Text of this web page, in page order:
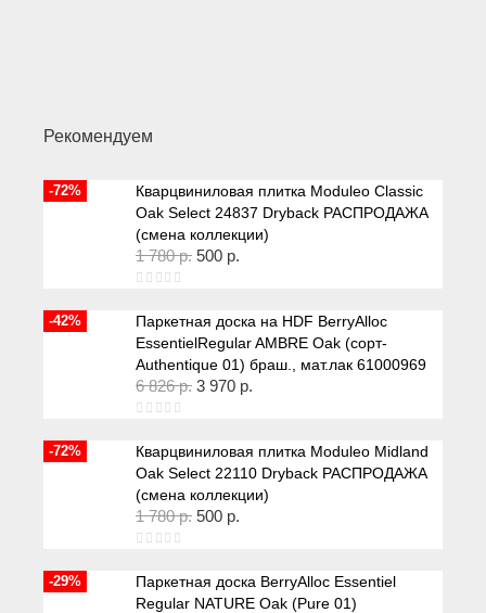
Рекомендуем
Кварцвиниловая плитка Moduleo Classic
Oak Select 24837 Dryback РАСПРОДАЖА
(смена коллекции)
1 780р. 500 р.
-72%
Паркетная доска на HDF BerryAlloc
EssentielRegular AMBRE Oak (сорт-
Authentique 01) браш., мат.лак 61000969
6 826р. 3 970 р.
-42%
Кварцвиниловая плитка Moduleo Midland
Oak Select 22110 Dryback РАСПРОДАЖА
(смена коллекции)
1 780р. 500 р.
-72%
Паркетная доска BerryAlloc Essentiel
Regular NATURE Oak (Pure 01)
-29%